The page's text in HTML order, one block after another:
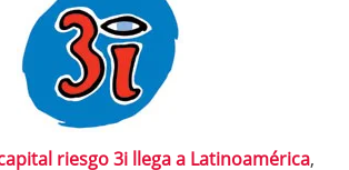
riesgo 3i llega a Latinoamérica,